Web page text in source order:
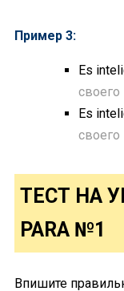
Пример 3:
Es
своего
Es
своего
ТЕСТ НА
PARA №1
Впишите